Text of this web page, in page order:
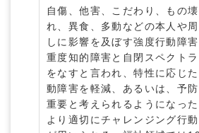
自傷、他害、こだわり、もの
れ、異食、多動などの本人や
しに影響を及ぼす強度行動障害
重度知的障害と自閉スペクト
をなすと言われ、特性に応じ
動障害を軽減、あるいは、予
重要と考えられるようになった
より適切にチャレンジング行